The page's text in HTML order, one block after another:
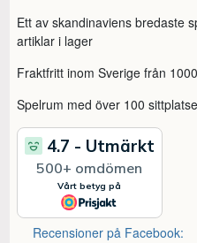
Ett av skandinaviens bredaste
artiklar i lager
Fraktfritt inom Sverige från
Spelrum med över 100
Recensioner på Facebook: